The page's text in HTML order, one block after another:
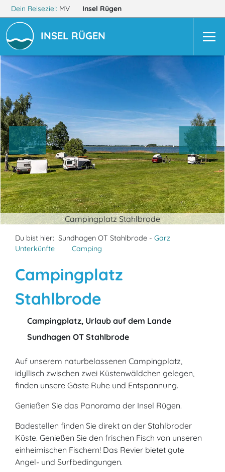
Dein Reiseziel: MV Insel Rügen
INSEL RÜGEN
Campingplatz Stahlbrode
Du bist hier: Sundhagen OT Stahlbrode - Garz
Unterkünfte
Camping
Campingplatz
Stahlbrode
Campingplatz, Urlaub auf dem Lande
Sundhagen OT Stahlbrode
Auf unserem naturbelassenen Campingplatz,
idyllisch zwischen zwei Küstenwäldchen gelegen,
finden unsere Gäste Ruhe und Entspannung.
Genießen Sie das Panorama der Insel Rügen.
Badestellen finden Sie direkt an der Stahlbroder
Küste. Genießen Sie den frischen Fisch von unseren
einheimischen Fischern! Das Revier bietet gute
Angel- und Surfbedingungen.